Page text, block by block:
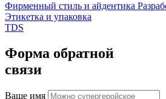
Фирменный стиль и айдентика
Этикетка и упаковка
TDS
Форма обратной
связи
Ваше имя